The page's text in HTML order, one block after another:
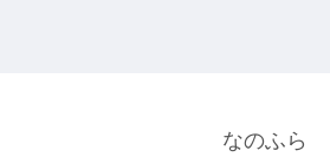
なのふら